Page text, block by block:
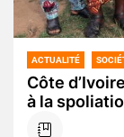
ACTUALITÉ
Côte
à la
cédées à